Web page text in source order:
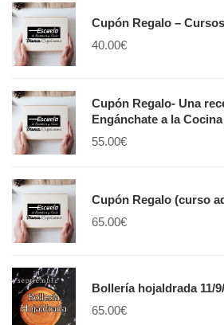
Cupón Regalo –
40.00€
Cupón Regalo- Una
Engánchate a la Cocina
55.00€
Cupón Regalo (curso
65.00€
Bollería hojaldrada 11/
65.00€